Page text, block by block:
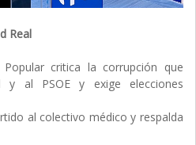
Real
critica la corrupción que
y al PSOE y exige elecciones
al colectivo médico y respalda